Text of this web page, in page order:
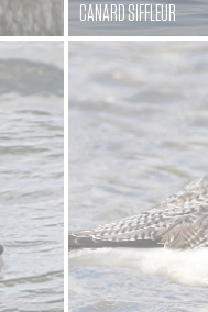
CANARD SIFFLEUR